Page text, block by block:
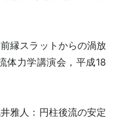
縁スラットからの渦放
体力学講演会，平成18
雅人：円柱後流の安定